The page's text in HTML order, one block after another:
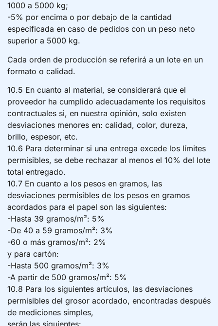
1000 a 5000 kg;
-5% por encima o por debajo de la cantidad
especificada en caso de pedidos con un peso neto
superior a 5000 kg.
Cada orden de producción se referirá a un lote en un
formato o calidad.
10.5 En cuanto al material, se considerará que el
proveedor ha cumplido adecuadamente los requisitos
contractuales si, en nuestra opinión, solo existen
desviaciones menores en: calidad, color, dureza,
brillo, espesor, etc.
10.6 Para determinar si una entrega excede los límites
permisibles, se debe rechazar al menos el 10% del lote
total entregado.
10.7 En cuanto a los pesos en gramos, las
desviaciones permisibles de los pesos en gramos
acordados para el papel son las siguientes:
-Hasta 39 gramos/m²: 5%
-De 40 a 59 gramos/m²: 3%
-60 o más gramos/m²: 2%
y para cartón:
-Hasta 500 gramos/m²: 3%
-A partir de 500 gramos/m²: 5%
10.8 Para los siguientes artículos, las desviaciones
permisibles del grosor acordado, encontradas después
de mediciones simples,